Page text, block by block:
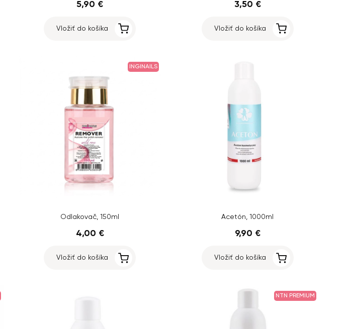
5,90 €
Vložiť do košíka
3,50 €
Vložiť do košíka
INGINAILS
Odlakovač, 150ml
4,00 €
Vložiť do košíka
Acetón, 1000ml
9,90 €
Vložiť do košíka
NTN PREMIUM